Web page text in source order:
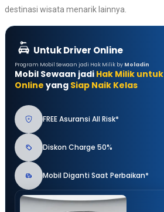
destinasi wisata menarik lainnya.
Untuk Driver Online
Program Mobil Sewaan jadi Hak Milik by Moladin
Mobil Sewaan jadi Hak Milik untuk
Online yang Siap Naik Kelas
FREE Asuransi All Risk*
Diskon Charge 50%
Mobil Diganti Saat Perbaikan*